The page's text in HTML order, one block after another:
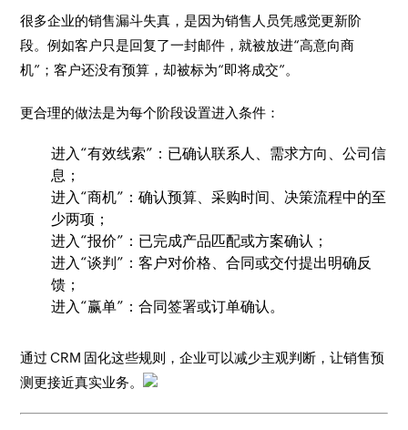
很多企业的销售漏斗失真，是因为销售人员凭感觉更新阶
段。例如客户只是回复了一封邮件，就被放进“高意向商
机”；客户还没有预算，却被标为“即将成交”。
更合理的做法是为每个阶段设置进入条件：
进入“有效线索”：已确认联系人、需求方向、公司信
息；
进入“商机”：确认预算、采购时间、决策流程中的至
少两项；
进入“报价”：已完成产品匹配或方案确认；
进入“谈判”：客户对价格、合同或交付提出明确反
馈；
进入“赢单”：合同签署或订单确认。
通过 CRM 固化这些规则，企业可以减少主观判断，让销售预
测更接近真实业务。